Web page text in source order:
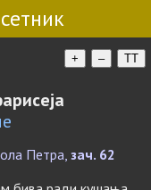
+ – TT
Петра, зач. 62